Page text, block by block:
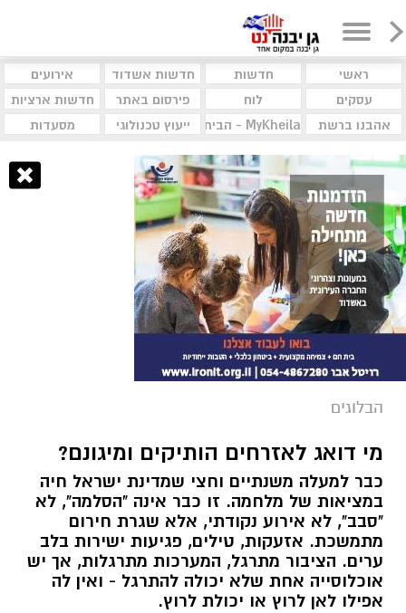
ראשי חדשות חדשות אשדוד
אירועים
עסקים
לוח פירסום באתר
חדשות ארציות
אהבנו ברשת
MyKheila - הבית לעסקים וקהילות ייעוץ טכנולוגי מסעדות
הבלוגים
מי דואג לאזרחים הותיקים ומיגונם?
כבר למעלה משנתיים וחצי שמדינת ישראל חיה
במציאות של מלחמה. זו כבר אינה "הסלמה", לא
"סבב", לא אירוע נקודתי, אלא שגרת חירום
מתמשכת. אזעקות, טילים, פגיעות ישירות בלב
ערים. הציבור מתרגל, המערכות מתרגלות, אך יש
אוכלוסייה אחת שלא יכולה להתרגל - ואין לה
אפילו לאן לרוץ או יכולת לרוץ.